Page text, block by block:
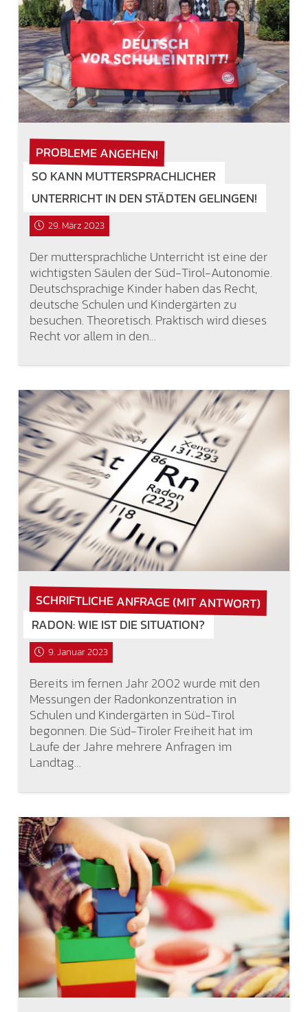
PROBLEME ANGEHEN!
SO KANN MUTTERSPRACHLICHER
UNTERRICHT IN DEN STÄDTEN GELINGEN!
29. März 2023
Der muttersprachliche Unterricht ist eine der
wichtigsten Säulen der Süd-Tirol-Autonomie.
Deutschsprachige Kinder haben das Recht,
deutsche Schulen und Kindergärten zu
besuchen. Theoretisch. Praktisch wird dieses
Recht vor allem in den…
SCHRIFTLICHE ANFRAGE (MIT ANTWORT)
RADON: WIE IST DIE SITUATION?
9. Januar 2023
Bereits im fernen Jahr 2002 wurde mit den
Messungen der Radonkonzentration in
Schulen und Kindergärten in Süd-Tirol
begonnen. Die Süd-Tiroler Freiheit hat im
Laufe der Jahre mehrere Anfragen im
Landtag…